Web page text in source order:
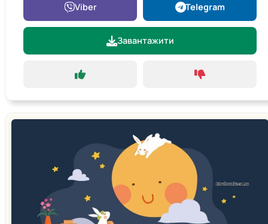
Viber Telegram
Завантажити